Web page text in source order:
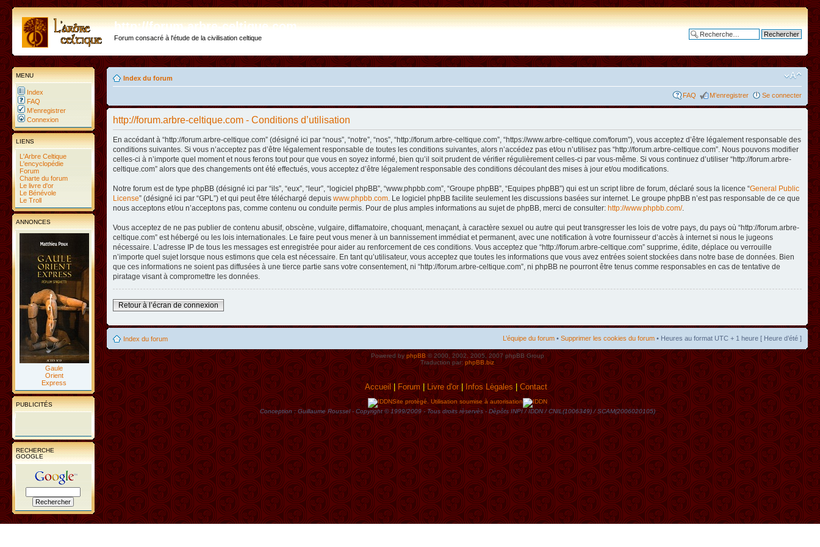
http://forum.arbre-celtique.com
Forum consacré à l'étude de la civilisation celtique
MENU
Index
FAQ
M’enregistrer
Connexion
LIENS
L'Arbre Celtique
L'encyclopédie
Forum
Charte du forum
Le livre d'or
Le Bénévole
Le Troll
ANNONCES
Gaule
Orient
Express
PUBLICITÉS
RECHERCHE
GOOGLE
Index du forum
FAQ M’enregistrer Se connecter
http://forum.arbre-celtique.com - Conditions d’utilisation
En accédant à “http://forum.arbre-celtique.com” (désigné ici par “nous”, “notre”, “nos”, “http://forum.arbre-celtique.com”, “https://www.arbre-celtique.com/forum”), vous acceptez d’être légalement responsable des
conditions suivantes. Si vous n’acceptez pas d’être légalement responsable de toutes les conditions suivantes, alors n’accédez pas et/ou n’utilisez pas “http://forum.arbre-celtique.com”. Nous pouvons modifier
celles-ci à n’importe quel moment et nous ferons tout pour que vous en soyez informé, bien qu’il soit prudent de vérifier régulièrement celles-ci par vous-même. Si vous continuez d’utiliser “http://forum.arbre-
celtique.com” alors que des changements ont été effectués, vous acceptez d’être légalement responsable des conditions découlant des mises à jour et/ou modifications.
Notre forum est de type phpBB (désigné ici par “ils”, “eux”, “leur”, “logiciel phpBB”, “www.phpbb.com”, “Groupe phpBB”, “Equipes phpBB”) qui est un script libre de forum, déclaré sous la licence “General Public
License” (désigné ici par “GPL”) et qui peut être téléchargé depuis www.phpbb.com . Le logiciel phpBB facilite seulement les discussions basées sur internet. Le groupe phpBB n’est pas responsable de ce que
nous acceptons et/ou n’acceptons pas, comme contenu ou conduite permis. Pour de plus amples informations au sujet de phpBB, merci de consulter: http://www.phpbb.com/.
Vous acceptez de ne pas publier de contenu abusif, obscène, vulgaire, diffamatoire, choquant, menaçant, à caractère sexuel ou autre qui peut transgresser les lois de votre pays, du pays où “http://forum.arbre-
celtique.com” est hébergé ou les lois internationales. Le faire peut vous mener à un bannissement immédiat et permanent, avec une notification à votre fournisseur d’accès à internet si nous le jugeons
nécessaire. L’adresse IP de tous les messages est enregistrée pour aider au renforcement de ces conditions. Vous acceptez que “http://forum.arbre-celtique.com” supprime, édite, déplace ou verrouille
n’importe quel sujet lorsque nous estimons que cela est nécessaire. En tant qu’utilisateur, vous acceptez que toutes les informations que vous avez entrées soient stockées dans notre base de données. Bien
que ces informations ne soient pas diffusées à une tierce partie sans votre consentement, ni “http://forum.arbre-celtique.com”, ni phpBB ne pourront être tenus comme responsables en cas de tentative de
piratage visant à compromettre les données.
Retour à l’écran de connexion
Index du forum L’équipe du forum • Supprimer les cookies du forum • Heures au format UTC + 1 heure [ Heure d’été ]
Powered byphpBB© 2000, 2002, 2005, 2007 phpBB Group
Traduction par:phpBB.biz
Accueil|Forum|Livre d'or|Infos Lègales|Contact
Site protégé. Utilisation soumise à autorisation
Conception : Guillaume Roussel - Copyright © 1999/2009 - Tous droits rèservès - Dèpôts INPI / IDDN / CNIL(1006349) / SCAM(2006020105)